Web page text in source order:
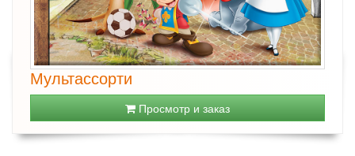
Мультассорти
Просмотр и заказ